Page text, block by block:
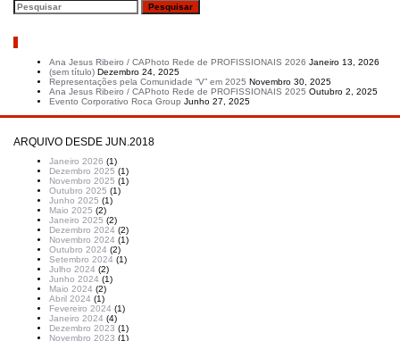
Ana Jesus Ribeiro / CAPhoto Rede de PROFISSIONAIS 2026 Janeiro 13, 2026
(sem título) Dezembro 24, 2025
Representações pela Comunidade “V” em 2025 Novembro 30, 2025
Ana Jesus Ribeiro / CAPhoto Rede de PROFISSIONAIS 2025 Outubro 2, 2025
Evento Corporativo Roca Group Junho 27, 2025
ARQUIVO DESDE JUN.2018
Janeiro 2026 (1)
Dezembro 2025 (1)
Novembro 2025 (1)
Outubro 2025 (1)
Junho 2025 (1)
Maio 2025 (2)
Janeiro 2025 (2)
Dezembro 2024 (2)
Novembro 2024 (1)
Outubro 2024 (2)
Setembro 2024 (1)
Julho 2024 (2)
Junho 2024 (1)
Maio 2024 (2)
Abril 2024 (1)
Fevereiro 2024 (1)
Janeiro 2024 (4)
Dezembro 2023 (1)
Novembro 2023 (1)